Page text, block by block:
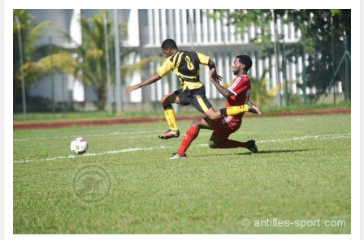
a
r
t
a
g
r
s
u
F
a
c
e
b
o
o
k
(
o
u
v
r
e
a
t
g
e
r
s
u
T
w
i
t
t
e
r
(
o
u
v
r
e
d
a
r
t
g
e
r
s
u
r
W
h
a
t
s
A
p
p
(
o
u
v
r
e
a
r
t
a
g
e
r
u
r
S
k
y
p
e
(
o
u
v
r
e
d
a
n
n
v
o
y
e
r
p
a
r
e
-
m
l
à
u
n
a
m
i
(
o
u